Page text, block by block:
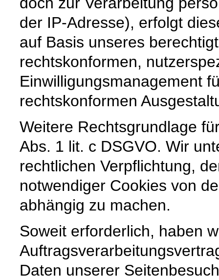
der IP-Adresse), erfolgt
auf Basis unseres
rechtskonformen,
Einwilligungsmanagement
rechtskonformen
Weitere Rechtsgrundlage
Abs. 1 lit. c DSGVO. Wir
rechtlichen Verpflichtung,
notwendiger Cookies von
abhängig zu machen.
Soweit erforderlich, haben
Daten unserer